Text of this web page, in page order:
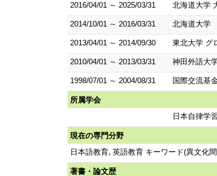
2016/04/01 ～ 2025/03/31
北海道大学
2014/10/01 ～ 2016/03/31 北海道大学
2013/04/01 ～ 2014/09/30 東北大学 グ
2010/04/01 ～ 2013/03/31 神田外語大
1998/07/01 ～ 2004/08/31 国際交流基
所属学会
日本自律学
現在の専門分野
日本語教育, 英語教育 キーワード(異文化
著書・論文歴